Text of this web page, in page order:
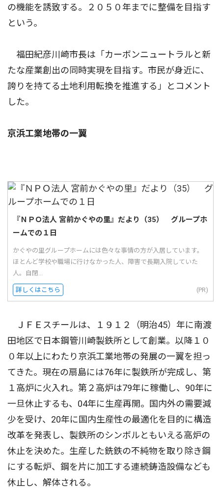
の機能を誘致する。２０５０年までに整備を目指す
という。
福田紀彦川崎市長は「カーボンニュートラルと新
たな産業創出の同時実現を目指す。市民が身近に、
誇りを持てる土地利用転換を推進する」とコメント
した。
京浜工業地帯の一翼
『ＮＰＯ法人 宮前かぐやの里』だより（35） グループホ
ームでの１日
かぐやの里グループホームには色々な事情の方が入居しています。
ほとんど学校や職場に行けなかった人、障害で長期入院していた
人。自閉...
詳しくはこちら (PR)
ＪＦＥスチールは、１９１２（明治45）年に南渡
田地区で日本鋼管川崎製鉄所として創業。以降１０
０年以上にわたり京浜工業地帯の発展の一翼を担っ
てきた。現在の扇島には76年に製鉄所が完成し、第
１高炉に火入れ。第２高炉は79年に稼働し、90年に
一旦休止するも、04年に生産再開。国内外の需要減
少を受け、20年に国内生産性の最適化を目的に構造
改革を発表し、製鉄所のシンボルともいえる高炉の
休止を決めた。生産した銑鉄の不純物を取り除き鋼
にする転炉、鋼を片に加工する連続鋳造設備なども
休止し、解体される。